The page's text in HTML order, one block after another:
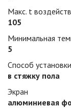
Макс. t
105
Минимальная
5
Способ установки
в стяжку пола
Экран
алюминиевая